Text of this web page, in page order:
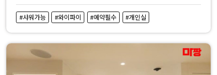
#샤워가능 #와이파이 #예약필수 #개인실